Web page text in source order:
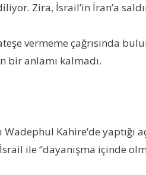
Zira, İsrail’in İran’a
vermeme çağrısında
bir anlamı kalmadı.
Kahire’de yaptığı
ile “dayanışma içinde